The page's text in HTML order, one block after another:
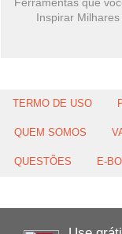
Ferramentas que
Inspirar
TERMO DE USO
QUEM SOMOS
QUESTÕES E-